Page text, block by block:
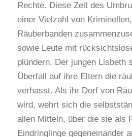
Rechte. Diese Zeit des
einer Vielzahl von
Räuberbanden
sowie Leute mit
plündern. Der jungen Lisbeth
Überfall auf ihre Eltern die
verhasst. Als ihr Dorf von
wird, wehrt sich die
allen Mitteln, über die sie als
Eindringlinge gegeneinander